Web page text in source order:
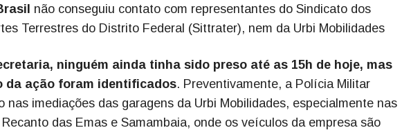
não conseguiu contato com representantes do Sindicato dos
Terrestres do Distrito Federal (Sittrater), nem da Urbi Mobilidades
ninguém ainda tinha sido preso até as 15h de hoje, mas
da ação foram identificados. Preventivamente, a Polícia Militar
nas imediações das garagens da Urbi Mobilidades, especialmente nas
das Emas e Samambaia, onde os veículos da empresa são